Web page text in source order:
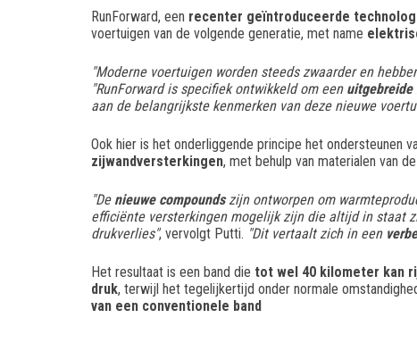
RunForward, een recenter geïntroduceerde
voertuigen van de volgende generatie, met name
"Moderne voertuigen worden steeds zwaarder en
"RunForward is specifiek ontwikkeld om een
aan de belangrijkste kenmerken van deze nieuwe
Ook hier is het onderliggende principe het ondersteunen
zijwandversterkingen, met behulp van materialen van
"De nieuwe compoundszijn ontworpen om
efficiënte versterkingen mogelijk zijn die altijd in staat
drukverlies", vervolgt Putti. "Dit vertaalt zich in een
Het resultaat is een band die tot wel 40 kilometer kan
druk, terwijl het tegelijkertijd onder normale
van een conventionele band